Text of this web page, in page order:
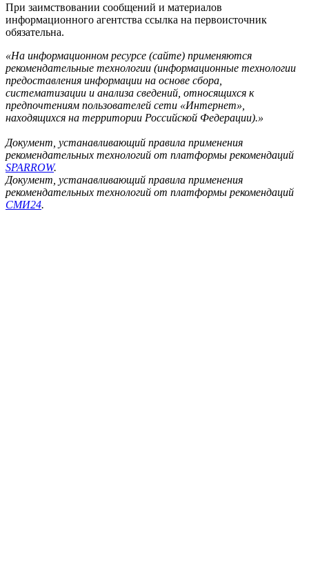
При заимствовании сообщений и материалов
информационного агентства ссылка на первоисточник
обязательна.
«На информационном ресурсе (сайте) применяются
рекомендательные технологии (информационные технологии
предоставления информации на основе сбора,
систематизации и анализа сведений, относящихся к
предпочтениям пользователей сети «Интернет»,
находящихся на территории Российской Федерации).»
Документ, устанавливающий правила применения
рекомендательных технологий от платформы рекомендаций
SPARROW.
Документ, устанавливающий правила применения
рекомендательных технологий от платформы рекомендаций
СМИ24.